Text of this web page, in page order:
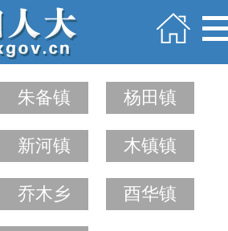
朱备镇 杨田镇
新河镇 木镇镇
乔木乡 酉华镇